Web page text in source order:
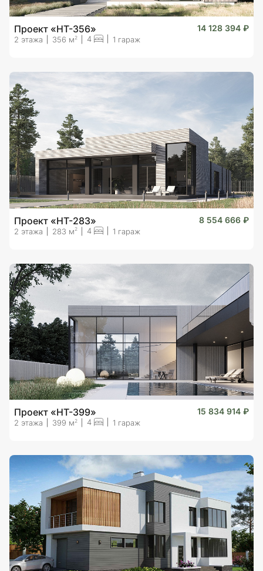
Проект «HT-356» 14 128 394 ₽
2 этажа 356 м 2 4 1 гараж
Проект «HT-283» 8 554 666 ₽
2 этажа 283 м2 4 1 гараж
Проект «НТ-399» 15 834 914 ₽
2 этажа 399 м 2 4 1 гараж